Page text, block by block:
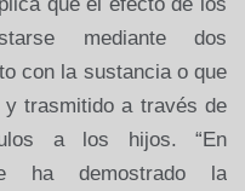
mediante dos
con la sustancia o que
trasmitido a través de
a los hijos. “En
ha
demostrado la